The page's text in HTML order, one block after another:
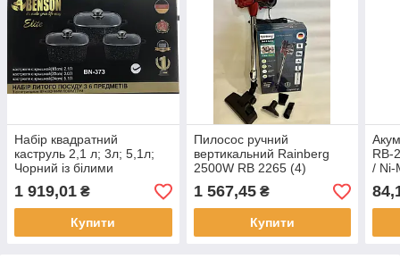
Набір квадратний
каструль 2,1 л; 3л; 5,1л;
Чорний із білими
домішками, Мармурове
BN 373 (4 шт./ясть)
1 919,01 ₴
Купити
Пилосос ручний
вертикальний Rainberg
2500W RB 2265 (4)
1 567,45₴
Купити
RB-
/ Ni-
шт.